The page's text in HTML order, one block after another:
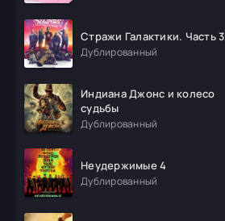
Стражи Галактики. Часть 3
Дублированный
Индиана Джонс и колесо
судьбы
Дублированный
Неудержимые 4
Дублированный